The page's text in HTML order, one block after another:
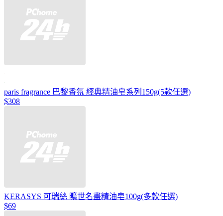
paris fragrance 巴黎香氛 經典精油皂系列150g(5款任選)
$308
KERASYS 可瑞絲 曠世名畫精油皂100g(多款任選)
$69